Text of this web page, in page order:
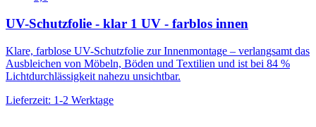
UV-Schutzfolie - klar 1 UV - farblos innen
Klare, farblose UV-Schutzfolie zur Innenmontage – verlangsamt das
Ausbleichen von Möbeln, Böden und Textilien und ist bei 84 %
Lichtdurchlässigkeit nahezu unsichtbar.
Lieferzeit: 1-2 Werktage